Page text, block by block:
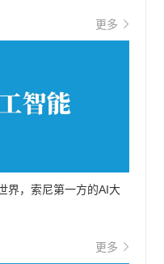
更多
界，索尼第一方的AI大
更多